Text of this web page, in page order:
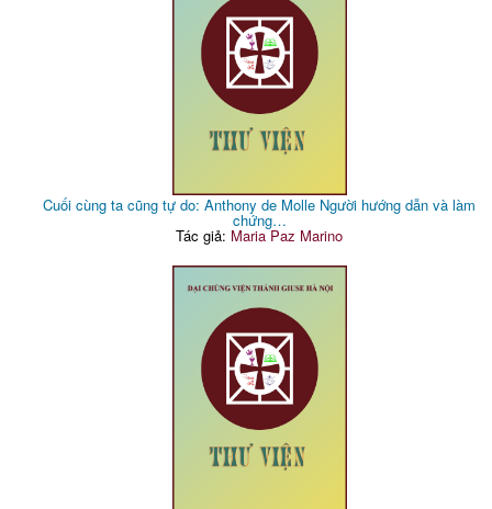
Cuối cùng ta cũng tự do: Anthony de Molle Người hướng dẫn và làm
chứng…
Tác giả: Maria Paz Marino